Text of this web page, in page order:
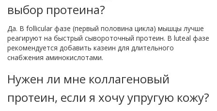
выбор протеина?
Да. В follicular фазе (первый половина цикла) мышцы лучше
реагируют на быстрый сывороточный протеин. В luteal фазе
рекомендуется добавить казеин для длительного
снабжения аминокислотами.
Нужен ли мне коллагеновый
протеин, если я хочу упругую кожу?